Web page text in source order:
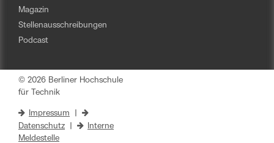
Magazin
Stellenausschreibungen
Podcast
© 2026 Berliner Hochschule
für Technik
Impressum
Datenschutz
Interne
Meldestelle